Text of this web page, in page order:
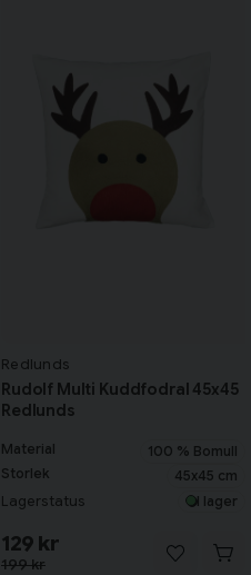
Redlunds
Rudolf Multi Kuddfodral 45x45
Redlunds
Material
100 % Bomull
Storlek
45x45 cm
Lagerstatus I lager
199 kr
129 kr